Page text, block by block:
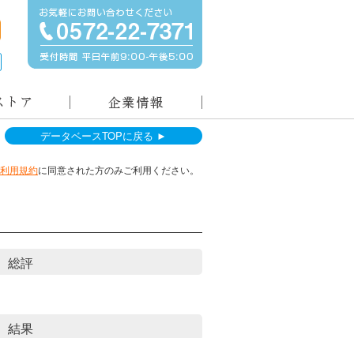
データベースTOPに戻る ►
用規約に同意された方のみご利用ください。
総評
結果